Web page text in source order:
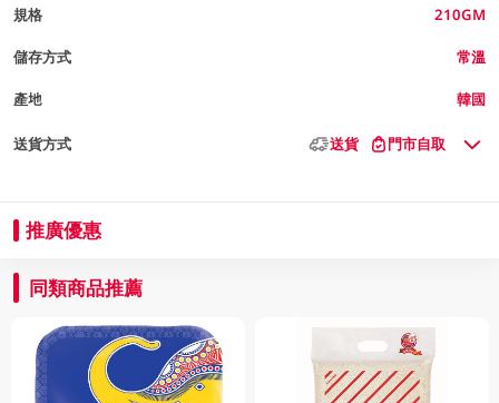
規格 210GM
儲存方式 常溫
產地 韓國
送貨方式 送貨 門市自取
推廣優惠
同類商品推薦